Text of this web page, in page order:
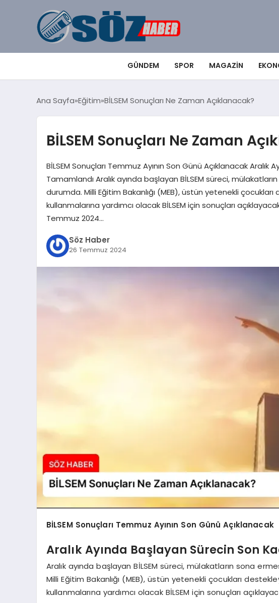
GÜNDEM SPOR MAGAZIN
Ana Sayfa Eğitim BİLSEM Sonuçları Ne Zaman Açıklanacak?
BİLSEM Sonuçları Ne Zaman
BİLSEM Sonuçları Temmuz Ayının Son Günü Açıklanacak
Tamamlandı Aralık ayında başlayan BİLSEM süreci,
durumda. Milli Eğitim Bakanlığı (MEB), üstün yetenekli
kullanmalarına yardımcı olacak BİLSEM için sonuçları
Temmuz 2024…
Söz Haber
26 Temmuz 2024
BİLSEM Sonuçları Temmuz Ayının Son Günü Açıklanacak
Aralık Ayında Başlayan Sürecin Son
Aralık ayında başlayan BİLSEM süreci, mülakatların sona
Milli Eğitim Bakanlığı (MEB), üstün yetenekli çocukları
kullanmalarına yardımcı olacak BİLSEM için sonuçları